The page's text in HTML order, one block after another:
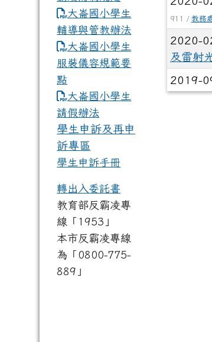
911 / 教務
2020-
及雷射
2019-
大崙國小學生
輔導與管教辦法
大崙國小學生
服裝儀容規範要
點
link to https://
大崙國小學生
請假辦法
學生申訴及再申
訴專區
學生申訴手冊
轉出入委託書
教育部反霸凌專
線「1953」
本市反霸凌專線
為「0800-775-
889」